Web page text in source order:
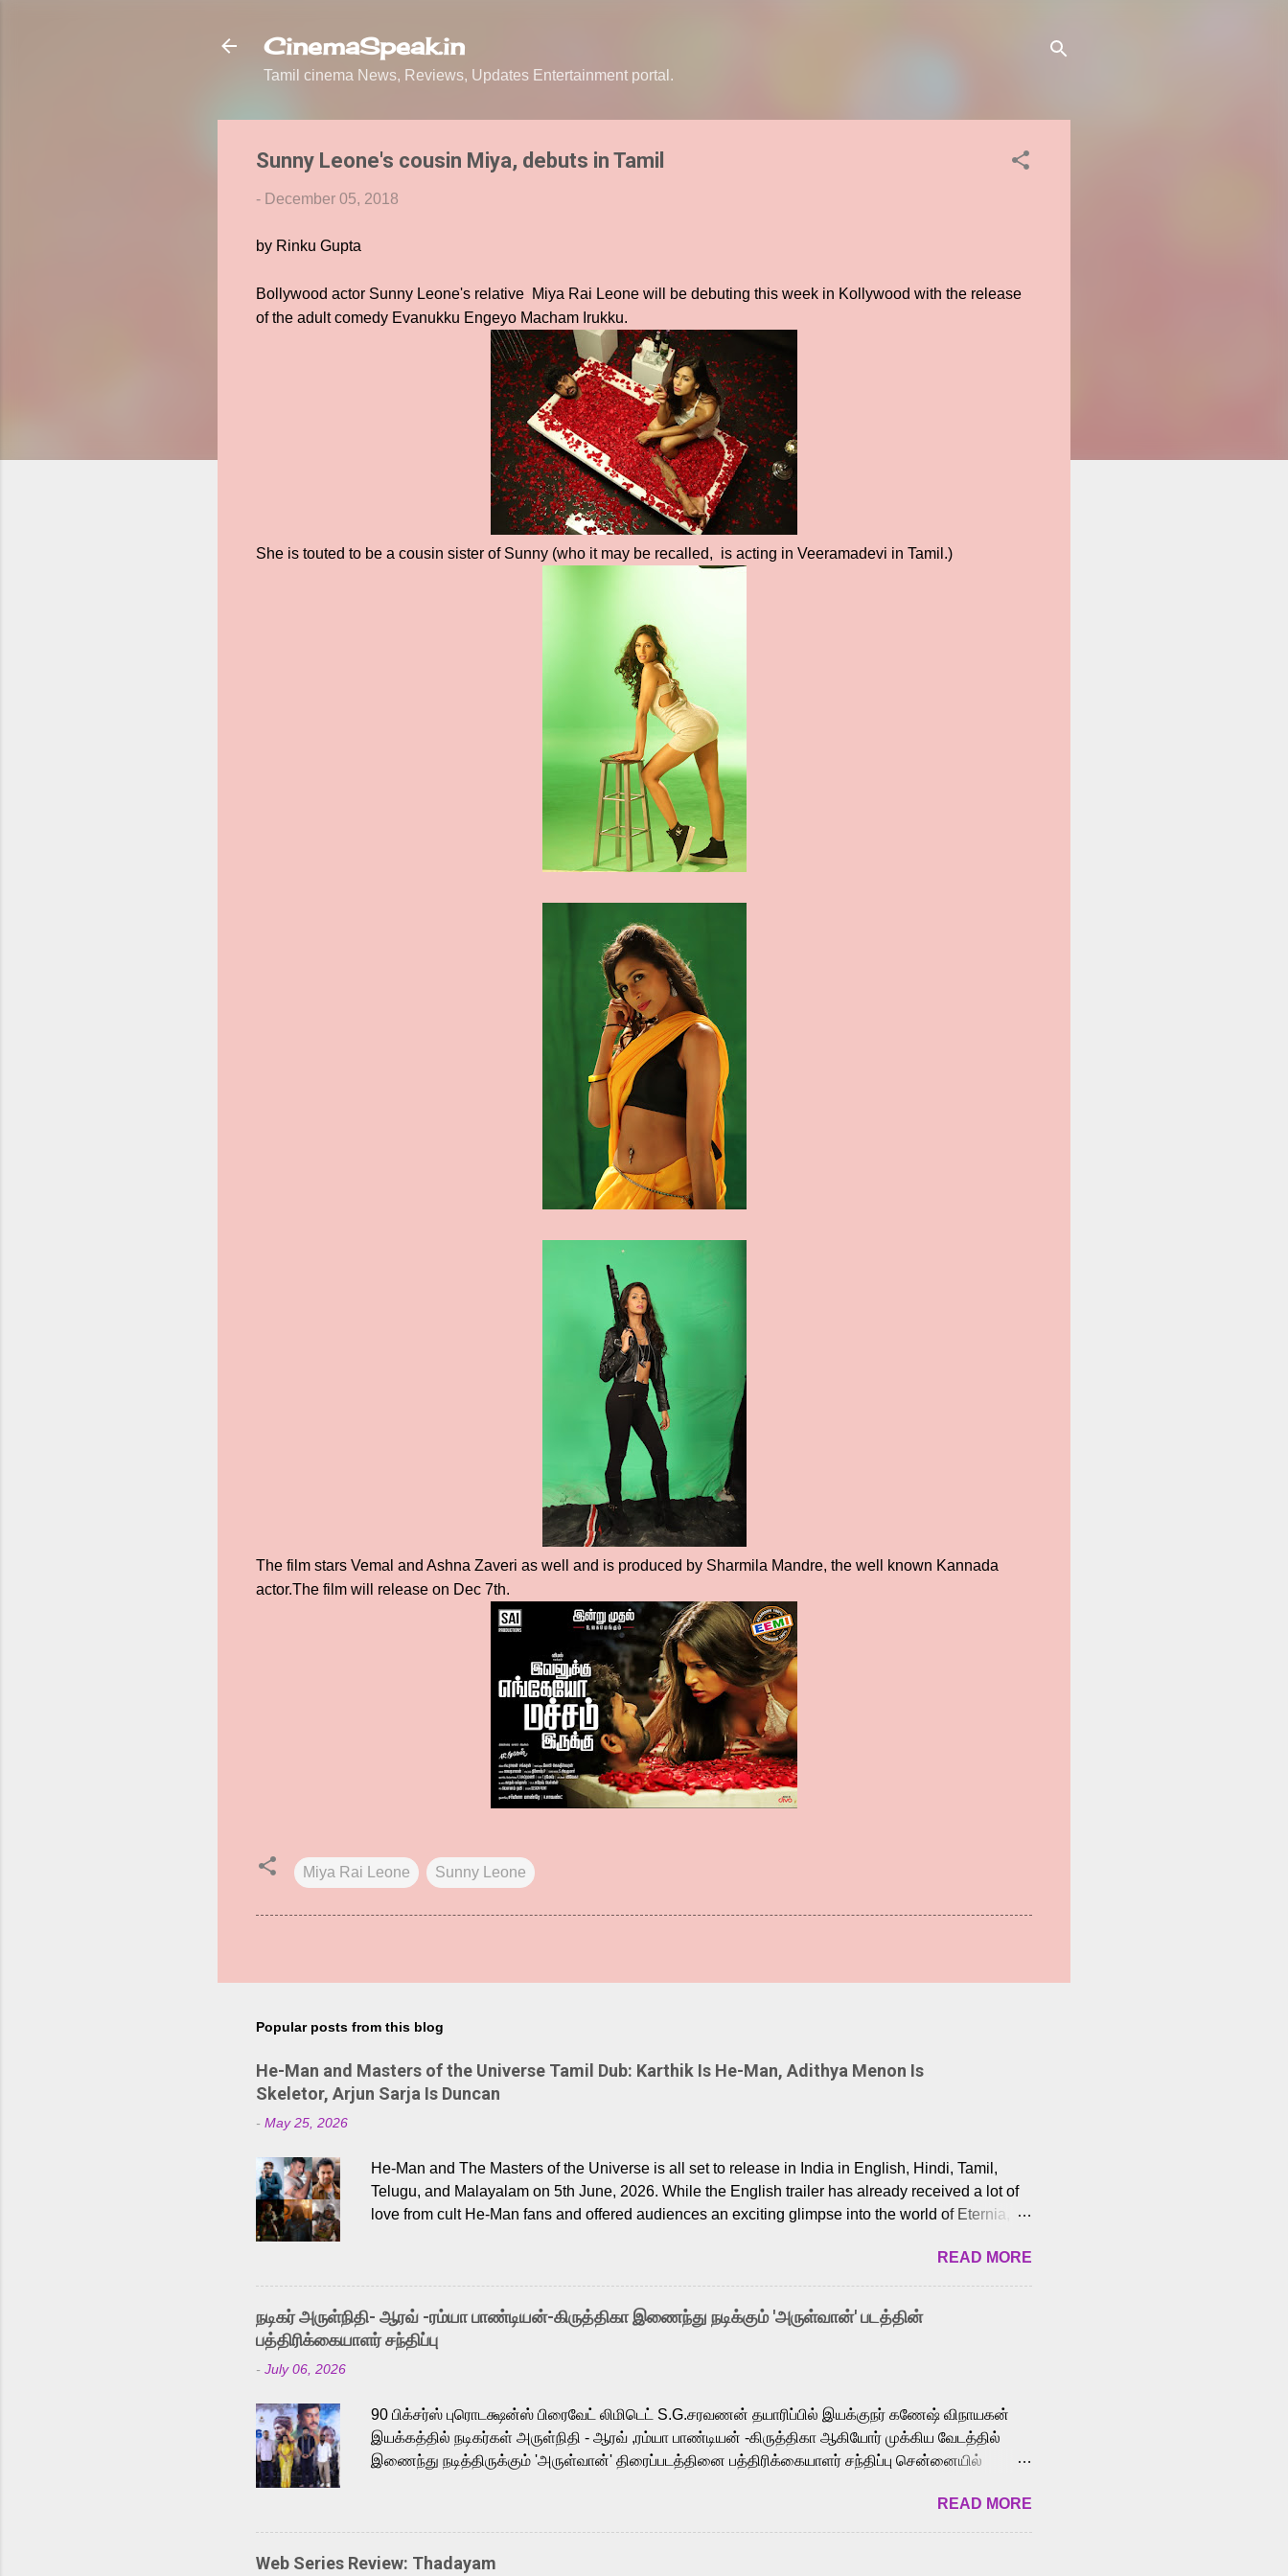
CinemaSpeak.in
Tamil cinema News, Reviews, Updates Entertainment portal.
Sunny Leone's cousin Miya, debuts in Tamil
- December 05, 2018
by Rinku Gupta
Bollywood actor Sunny Leone's relative Miya Rai Leone will be debuting this week in Kollywood with the release
of the adult comedy Evanukku Engeyo Macham Irukku.
She is touted to be a cousin sister of Sunny (who it may be recalled, is acting in Veeramadevi in Tamil.)
The film stars Vemal and Ashna Zaveri as well and is produced by Sharmila Mandre, the well known Kannada
actor.The film will release on Dec 7th.
Miya Rai Leone Sunny Leone
Popular posts from this blog
He-Man and Masters of the Universe Tamil Dub: Karthik Is He-Man, Adithya Menon Is
Skeletor, Arjun Sarja Is Duncan
- May 25, 2026
He-Man and The Masters of the Universe is all set to release in India in English, Hindi, Tamil,
Telugu, and Malayalam on 5th June, 2026. While the English trailer has already received a lot of
love from cult He-Man fans and offered audiences an exciting glimpse into the world of Eternia,
Adding to the growing buzz is the film’s powerful Tamil voice cast led by celebrated playback
singer Karthik, who lends his voice to the iconic superhero He-Man. Known for memorable songs
like “Behene De” from Raavan, “Oru Maalai” from Ghajini, and “Mun Andhi” from 7 Aum Arivu,
Karthik is loved for his versatile voice and strong command over multiple languages, making him
a strong fit for the legendary character. Adithya Menon, known for portraying memorable
READ MORE
நடிகர் அருள்நிதி- ஆரவ் -ரம்யா பாண்டியன்-கிருத்திகா இணைந்து நடிக்கும் 'அருள்வான்' படத்தின்
பத்திரிக்கையாளர் சந்திப்பு
- July 06, 2026
90 பிக்சர்ஸ் புரொடக்ஷன்ஸ் பிரைவேட் லிமிடெட் S.G.சரவணன் தயாரிப்பில் இயக்குநர் கணேஷ் விநாயகன்
இயக்கத்தில் நடிகர்கள் அருள்நிதி - ஆரவ் ,ரம்யா பாண்டியன் -கிருத்திகா ஆகியோர் முக்கிய வேடத்தில்
இணைந்து நடித்திருக்கும் 'அருள்வான்' திரைப்படத்தினை பத்திரிக்கையாளர் சந்திப்பு சென்னையில்
அருள்நிதி, ஆரவ், காளி வெங்கட், ரம்யா பாண்டியன், வி டி வி கணேஷ் , ஜான் விஜய், பேபி கிருத்திகா,
'பருத்திவீரன்' சரவணன், ஹரிஷ் உத்தமன் உள்ளிட்ட பலர் நடித்திருக்கிறார்கள். எம். சுகுமார் ஒளிப்பதிவு
செய்திருக்கும் இந்த திரைப்படத்திற்கு ஜீ. வி. பிரகாஷ் குமார் இசையமைத்திருக்கிறார். லால்குடி
READ MORE
Web Series Review: Thadayam